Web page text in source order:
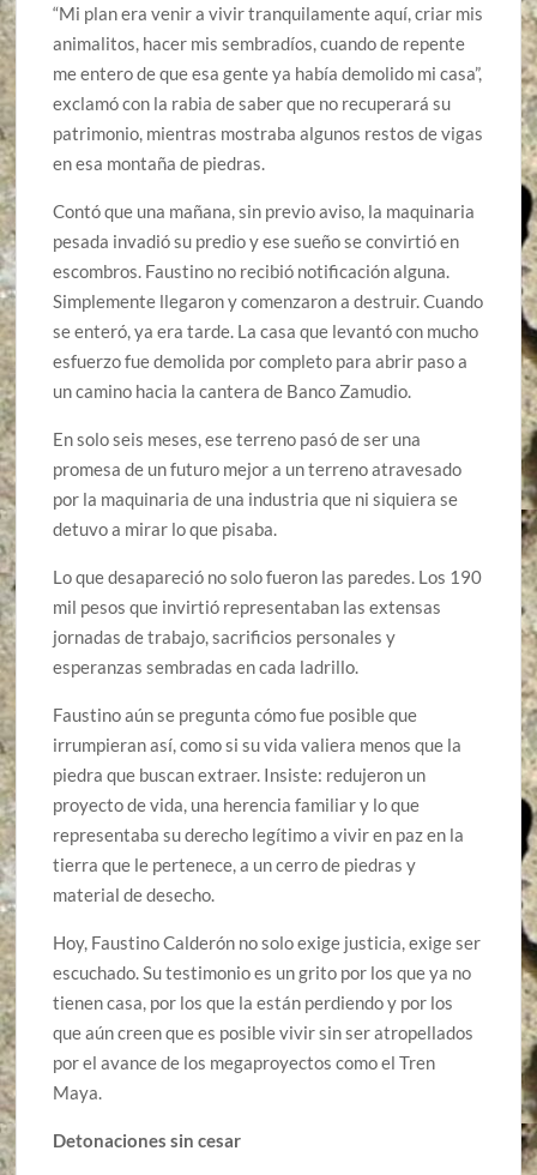
“Mi plan era venir a vivir tranquilamente aquí, criar mis
animalitos, hacer mis sembradíos, cuando de repente
me entero de que esa gente ya había demolido mi casa”,
exclamó con la rabia de saber que no recuperará su
patrimonio, mientras mostraba algunos restos de vigas
en esa montaña de piedras.
Contó que una mañana, sin previo aviso, la maquinaria
pesada invadió su predio y ese sueño se convirtió en
escombros. Faustino no recibió notificación alguna.
Simplemente llegaron y comenzaron a destruir. Cuando
se enteró, ya era tarde. La casa que levantó con mucho
esfuerzo fue demolida por completo para abrir paso a
un camino hacia la cantera de Banco Zamudio.
En solo seis meses, ese terreno pasó de ser una
promesa de un futuro mejor a un terreno atravesado
por la maquinaria de una industria que ni siquiera se
detuvo a mirar lo que pisaba.
Lo que desapareció no solo fueron las paredes. Los 190
mil pesos que invirtió representaban las extensas
jornadas de trabajo, sacrificios personales y
esperanzas sembradas en cada ladrillo.
Faustino aún se pregunta cómo fue posible que
irrumpieran así, como si su vida valiera menos que la
piedra que buscan extraer. Insiste: redujeron un
proyecto de vida, una herencia familiar y lo que
representaba su derecho legítimo a vivir en paz en la
tierra que le pertenece, a un cerro de piedras y
material de desecho.
Hoy, Faustino Calderón no solo exige justicia, exige ser
escuchado. Su testimonio es un grito por los que ya no
tienen casa, por los que la están perdiendo y por los
que aún creen que es posible vivir sin ser atropellados
por el avance de los megaproyectos como el Tren
Maya.
Detonaciones sin cesar